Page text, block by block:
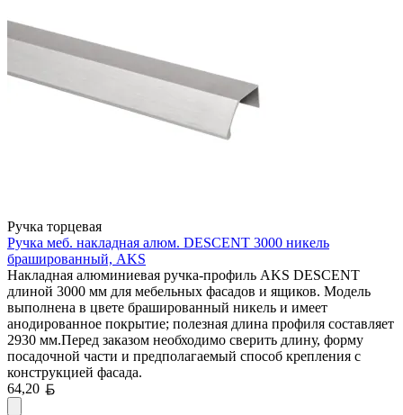
Ручка торцевая
Ручка меб. накладная алюм. DESCENT 3000 никель
брашированный, AKS
Накладная алюминиевая ручка-профиль AKS DESCENT
длиной 3000 мм для мебельных фасадов и ящиков. Модель
выполнена в цвете брашированный никель и имеет
анодированное покрытие; полезная длина профиля составляет
2930 мм.Перед заказом необходимо сверить длину, форму
посадочной части и предполагаемый способ крепления с
конструкцией фасада.
64,20